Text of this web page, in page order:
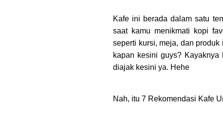
Kafe ini berada dalam satu
saat kamu menikmati kopi
seperti kursi, meja, dan
kapan kesini guys?
diajak kesini ya. Hehe
Nah, itu 7 Rekomendasi Kafe